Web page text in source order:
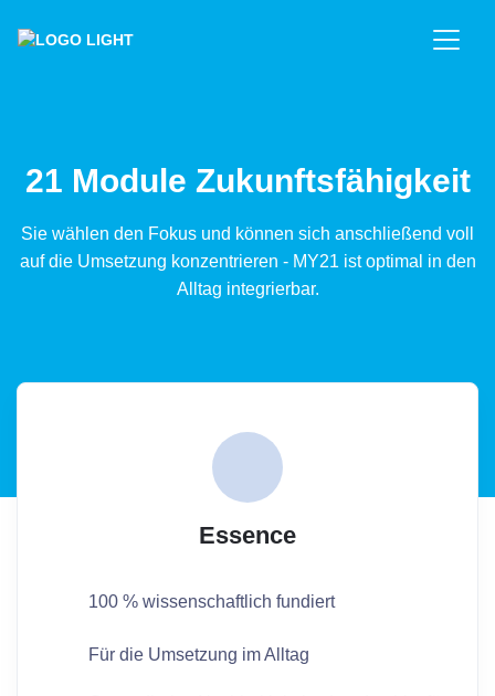
21 Module Zukunftsfähigkeit
Sie wählen den Fokus und können sich anschließend voll
auf die Umsetzung konzentrieren - MY21 ist optimal in den
Alltag integrierbar.
Essence
100 % wissenschaftlich fundiert
Für die Umsetzung im Alltag